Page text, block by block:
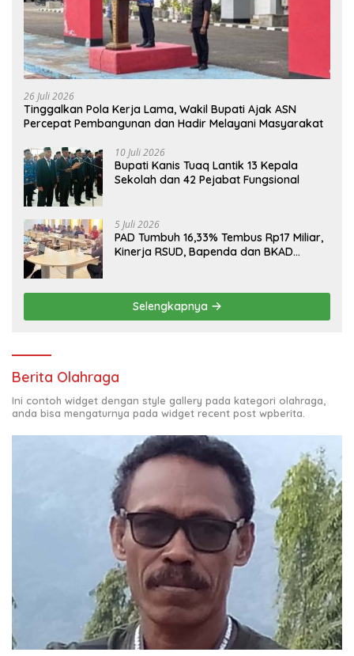
26 Juli 2026
Tinggalkan Pola Kerja Lama, Wakil Bupati Ajak ASN
Percepat Pembangunan dan Hadir Melayani Masyarakat
10 Juli 2026
Bupati Kanis Tuaq Lantik 13 Kepala
Sekolah dan 42 Pejabat Fungsional
5 Juli 2026
PAD Tumbuh 16,33% Tembus Rp17 Miliar,
Kinerja RSUD, Bapenda dan BKAD
Selengkapnya
Berita Olahraga
Ini contoh widget dengan style gallery pada kategori olahraga,
anda bisa mengaturnya pada widget recent post wpberita.